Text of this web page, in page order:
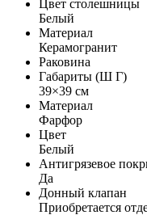
Цвет столешницы
Белый
Материал
Керамогранит
Раковина
Габариты (Ш Г)
39×39 см
Материал
Фарфор
Цвет
Белый
Антигрязевое
Да
Донный клапан
Приобретается